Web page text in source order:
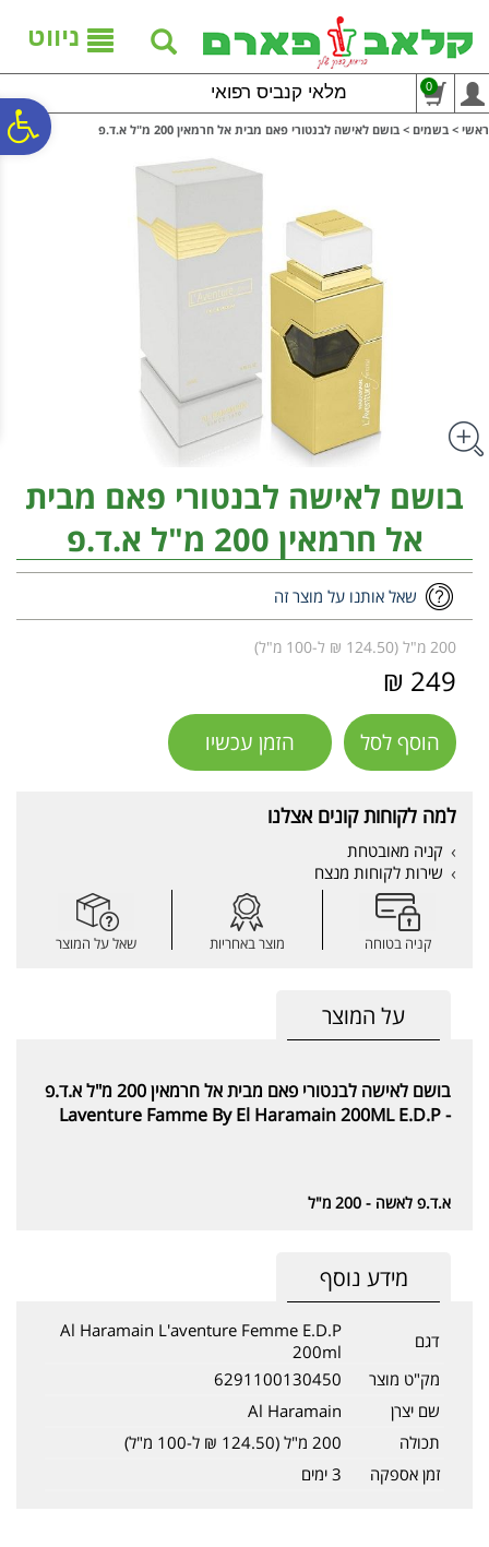
נגישות
אתר
המרכזי
ניווט
מלאי קנביס רפואי 0
ראשי > בשמים > בושם לאישה לבנטורי פאם מבית אל חרמאין 200 מ"ל א.ד.פ
בושם לאישה לבנטורי פאם מבית
אל חרמאין 200 מ"ל א.ד.פ
שאל אותנו על מוצר זה
200 מ"ל (124.50 ₪ ל-100 מ"ל)
249 ₪
הוסף לסל הזמן עכשיו
למה לקוחות קונים אצלנו
קניה מאובטחת
שירות לקוחות מנצח
קניה בטוחה מוצר באחריות שאל על המוצר
על המוצר
בושם לאישה לבנטורי פאם מבית אל חרמאין 200 מ"ל א.ד.פ
- Laventure Famme By El Haramain 200ML E.D.P
א.ד.פ לאשה - 200 מ"ל
מידע נוסף
דגם
Al Haramain L'aventure Femme E.D.P
200ml
מק"ט מוצר
6291100130450
שם יצרן
Al Haramain
תכולה
200 מ"ל (124.50 ₪ ל-100 מ"ל)
זמן אספקה
3 ימים